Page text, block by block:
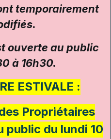
temporairement
ouverte au public
à 16h30.
ESTIVALE :
Propriétaires
public du lundi 10